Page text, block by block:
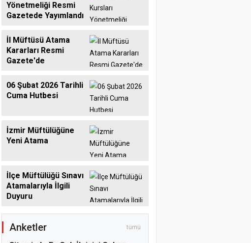
Yönetmeliği Resmi
Gazetede Yayımlandı
İl Müftüsü Atama
Kararları Resmi
Gazete'de
06 Şubat 2026 Tarihli
Cuma Hutbesi
İzmir Müftülüğüne
Yeni Atama
İlçe Müftülüğü Sınavı
Atamalarıyla İlgili
Duyuru
Anketler tümü